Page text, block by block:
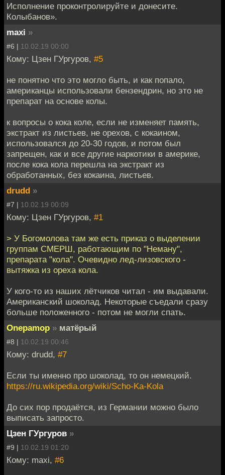
Исполнение проконтролируйте и донесите.
Колыбанов».
maxi »
#6 | 10.02.19 00:00
Кому: Цзен ГУргуров, #5
не понятно что это могло быть, и как попало,
американцы использовали бензендрин, но это не
препарат на основе колы.
к вопросы о кока коле, если не изменяет память,
экстракт из листьев, не орехов, с кокаином,
использовался до 20-30 годов, и потом был
запрещен, как и все другие наркотики в америке,
после кока кола перешла на экстракт из
обработанных, без кокаина, листьев.
drudd »
#7 | 10.02.19 00:09
Кому: Цзен ГУргуров, #1
> У Богомолова там же есть приказ о выделении
группам СМЕРШ, работающим по "Неману",
препарата "кола". Очевидно лед-лизовского -
вытяжка из ореха кола.
У кого-то из наших лётчиков читал - им выдавали.
Американский шоколад. Некоторые съедали сразу
больше положенного - потом не могли спать.
Onepamop » матёрый
#8 | 10.02.19 00:46
Кому: drudd, #7
Если ты именно про шоколад, то он немецкий.
https://ru.wikipedia.org/wiki/Scho-Ka-Kola
До сих пор продаётся, из Германии можно было
выписать запросто.
Цзен ГУргуров »
#9 | 10.02.19 01:20
Кому: maxi, #6